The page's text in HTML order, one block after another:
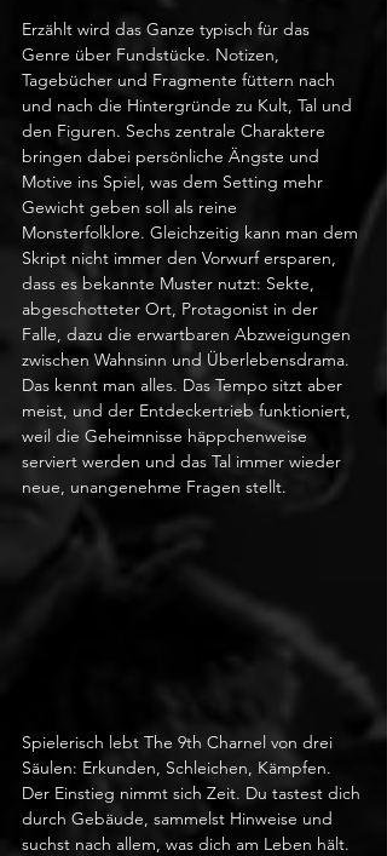
Erzählt wird das Ganze typisch für das
Genre über Fundstücke. Notizen,
Tagebücher und Fragmente füttern nach
und nach die Hintergründe zu Kult, Tal und
den Figuren. Sechs zentrale Charaktere
bringen dabei persönliche Ängste und
Motive ins Spiel, was dem Setting mehr
Gewicht geben soll als reine
Monsterfolklore. Gleichzeitig kann man dem
Skript nicht immer den Vorwurf ersparen,
dass es bekannte Muster nutzt: Sekte,
abgeschotteter Ort, Protagonist in der
Falle, dazu die erwartbaren Abzweigungen
zwischen Wahnsinn und Überlebensdrama.
Das kennt man alles. Das Tempo sitzt aber
meist, und der Entdeckertrieb funktioniert,
weil die Geheimnisse häppchenweise
serviert werden und das Tal immer wieder
neue, unangenehme Fragen stellt.
Spielerisch lebt The 9th Charnel von drei
Säulen: Erkunden, Schleichen, Kämpfen.
Der Einstieg nimmt sich Zeit. Du tastest dich
durch Gebäude, sammelst Hinweise und
suchst nach allem, was dich am Leben hält.